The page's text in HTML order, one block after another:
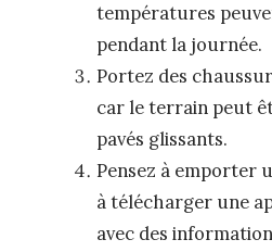
températures
pendant la journée.
Portez des
car le terrain peut
pavés glissants.
Pensez à emporter
à télécharger une
avec des